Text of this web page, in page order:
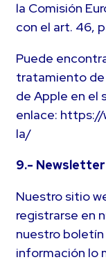
la Comisión
con el art. 46,
Puede
tratamiento de
de Apple en el
enlace:
la/
9.- Newsletter
Nuestro sitio
registrarse en
nuestro
información lo